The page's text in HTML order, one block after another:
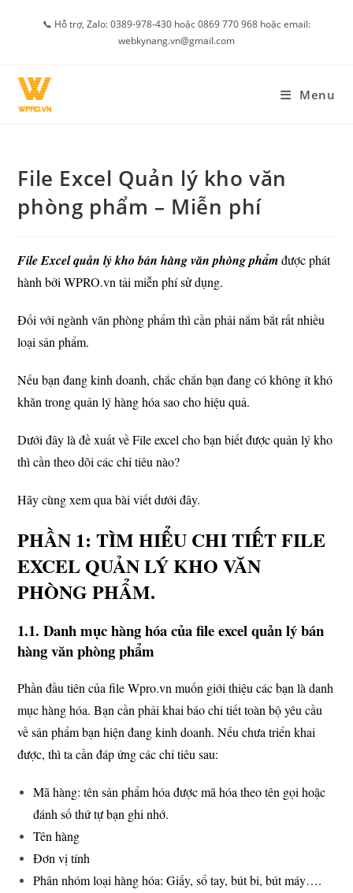
📞 Hỗ trợ, Zalo: 0389-978-430 hoặc 0869 770 968 hoặc email:
webkynang.vn@gmail.com
Menu
File Excel Quản lý kho văn
phòng phẩm – Miễn phí
File Excel quản lý kho bán hàng văn phòng phẩm được phát
hành bởi WPRO.vn tải miễn phí sử dụng.
Đối với ngành văn phòng phẩm thì cần phải nắm bắt rất nhiều
loại sản phẩm.
Nếu bạn đang kinh doanh, chắc chắn bạn đang có không ít khó
khăn trong quản lý hàng hóa sao cho hiệu quả.
Dưới đây là đề xuất về File excel cho bạn biết được quản lý kho
thì cần theo dõi các chỉ tiêu nào?
Hãy cùng xem qua bài viết dưới đây.
PHẦN 1: TÌM HIỂU CHI TIẾT FILE
EXCEL QUẢN LÝ KHO VĂN
PHÒNG PHẨM.
1.1. Danh mục hàng hóa của file excel quản lý bán
hàng văn phòng phẩm
Phần đầu tiên của file Wpro.vn muốn giới thiệu các bạn là danh
mục hàng hóa. Bạn cần phải khai báo chi tiết toàn bộ yêu cầu
về sản phẩm bạn hiện đang kinh doanh. Nếu chưa triển khai
được, thì ta cần đáp ứng các chỉ tiêu sau:
Mã hàng: tên sản phẩm hóa được mã hóa theo tên gọi hoặc
đánh số thứ tự bạn ghi nhớ.
Tên hàng
Đơn vị tính
Phân nhóm loại hàng hóa: Giấy, sổ tay, bút bi, bút máy….